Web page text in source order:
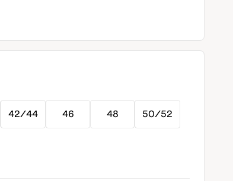
42/44 46 48 50/52